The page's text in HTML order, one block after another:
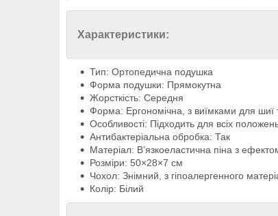
Характеристики:
Тип: Ортопедична подушка
Форма подушки: Прямокутна
Жорсткість: Середня
Форма: Ергономічна, з виїмками для шиї
Особливості: Підходить для всіх
Антибактеріальна обробка: Так
Матеріал: В’язкоеластична піна з
Розміри: 50×28×7 см
Чохол: Знімний, з гіпоалергенного
Колір: Білий